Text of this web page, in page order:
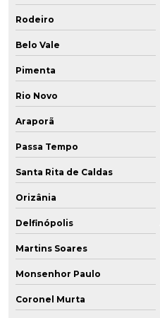
Rodeiro
Belo Vale
Pimenta
Rio Novo
Araporã
Passa Tempo
Santa Rita de Caldas
Orizânia
Delfinópolis
Martins Soares
Monsenhor Paulo
Coronel Murta